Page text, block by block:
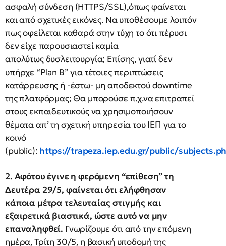
ασφαλή σύνδεση (HTTPS/SSL),όπως φαίνεται
και από σχετικές εικόνες. Να υποθέσουμε λοιπόν
πως οφείλεται καθαρά στην τύχη το ότι πέρυσι
δεν είχε παρουσιαστεί καμία
απολύτως δυσλειτουργία; Επίσης, γιατί δεν
υπήρχε “Plan B” για τέτοιες περιπτώσεις
κατάρρευσης ή -έστω- μη αποδεκτού downtime
της πλατφόρμας; Θα μπορούσε π.χ.να επιτραπεί
στους εκπαιδευτικούς να χρησιμοποιήσουν
θέματα απ’ τη σχετική υπηρεσία του ΙΕΠ για το
κοινό
(public): https://trapeza.iep.edu.gr/public/
2. Αφότου έγινε η φερόμενη “επίθεση” τη
Δευτέρα 29/5, φαίνεται ότι ελήφθησαν
κάποια μέτρα τελευταίας στιγμής και
εξαιρετικά βιαστικά, ώστε αυτό να μην
επαναληφθεί. Γνωρίζουμε ότι από την επόμενη
ημέρα, Τρίτη 30/5, η βασική υποδομή της